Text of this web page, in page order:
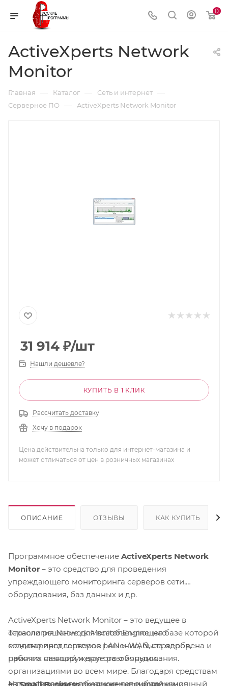
0
ActiveXperts Network
Monitor
Главная — Каталог — Сеть и интернет —
Серверное ПО — ActiveXperts Network Monitor
31 914 ₽/шт
Нашли дешевле?
КУПИТЬ В 1 КЛИК
Рассчитать доставку
Хочу в подарок
Цена действительна только для интернет-магазина и
может отличаться от цен в розничных магазинах
ОПИСАНИЕ ОТЗЫВЫ КАК КУПИТЬ
Программное обеспечение ActiveXperts Network
Monitor – это средство для проведения
упреждающего мониторинга серверов сети,
оборудования, баз данных и др.
ActiveXperts Network Monitor – это ведущее в
отрасли решение для всеобъемлющего
мониторинга серверов LAN и WAN, серверов,
рабочих станций и другого оборудования.
На протяжении нескольких лет гибкий и мощный
Технология Network Monitor Engine, на базе которой
создано предлагаемое решение, была одобрена и
принята на вооружение различными
организациями во всем мире. Благодаря средствам
автоматического обнаружения и устранения